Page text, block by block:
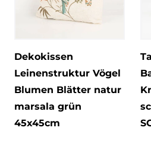
Dekokissen
Leinenstruktur Vögel
Blumen Blätter natur
marsala grün
45x45cm